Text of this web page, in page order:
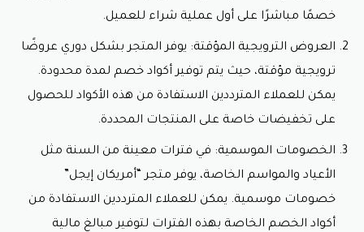
“أمريكان إيجل” خدمة الشحن الدولي إلى العديد من
البلدان الأخرى في مختلف أنحاء العالم. قد تحتاج إلى
التحقق من توفر الشحن إلى بلدكم الخاص عن طريق زيارة
الموقع الإلكتروني للمتجر أو الاتصال بفريق خدمة العملاء،
حيث يمكن للجميع الشراء من خلال إضافة
كود خصم
امريكان ايجل السعودية.
مهما كانت بلدكم، فإن متجر “أمريكان إيجل” يسعى لتلبية
احتياجاتكم وتقديم الأزياء العصرية بأسلوب فريد وجودة
عالية، سواء عبر موقعهم الإلكتروني أو في متاجرهم
الفعلية، عبر إدراجكود خصم امريكان ايجل.
خصمًا مباشرًا على أول عملية شراء للعميل.
العروض الترويجية المؤقتة: يوفر المتجر بشكل دوري عروضًا
ترويجية مؤقتة، حيث يتم توفير أكواد خصم لمدة محدودة.
يمكن للعملاء المترددين الاستفادة من هذه الأكواد للحصول
على تخفيضات خاصة على المنتجات المحددة.
الخصومات الموسمية: في فترات معينة من السنة مثل
الأعياد والمواسم الخاصة، يوفر متجر “أمريكان إيجل”
خصومات موسمية. يمكن للعملاء المترددين الاستفادة من
أكواد الخصم الخاصة بهذه الفترات لتوفير مبالغ مالية